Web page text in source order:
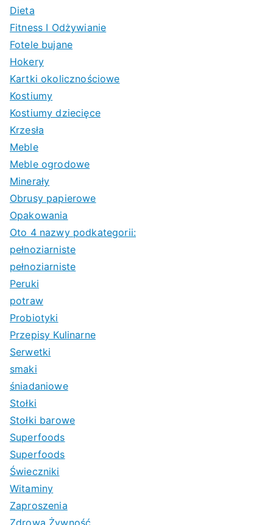
Dieta
Fitness I Odżywianie
Fotele bujane
Hokery
Kartki okolicznościowe
Kostiumy
Kostiumy dziecięce
Krzesła
Meble
Meble ogrodowe
Minerały
Obrusy papierowe
Opakowania
Oto 4 nazwy podkategorii:
pełnoziarniste
pełnoziarniste
Peruki
potraw
Probiotyki
Przepisy Kulinarne
Serwetki
smaki
śniadaniowe
Stołki
Stołki barowe
Superfoods
Superfoods
Świeczniki
Witaminy
Zaproszenia
Zdrowa Żywność